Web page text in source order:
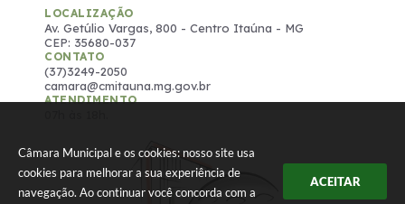
Câmara Municipal e os cookies: nosso site usa
cookies para melhorar a sua experiência de
navegação. Ao continuar você concorda com a
ACEITAR
LOCALIZAÇÃO
Av. Getúlio Vargas, 800 - Centro Itaúna - MG
CEP: 35680-037
CONTATO
(37)3249-2050
camara@cmitauna.mg.gov.br
ATENDIMENTO